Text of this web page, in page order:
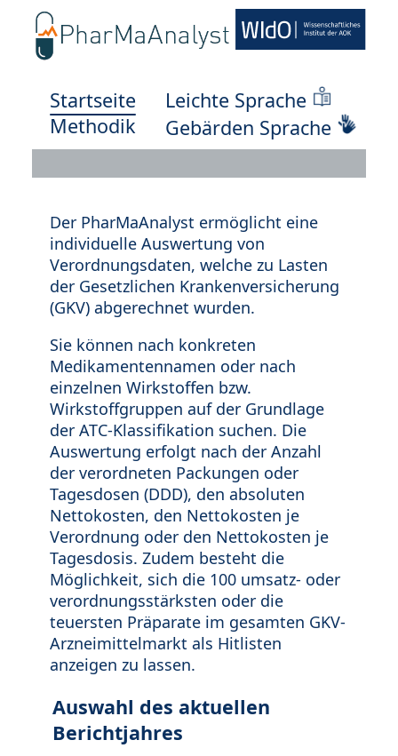
Startseite
Methodik
Leichte Sprache
Gebärden Sprache
Der PharMaAnalyst ermöglicht eine
individuelle Auswertung von
Verordnungsdaten, welche zu Lasten
der Gesetzlichen Krankenversicherung
(GKV) abgerechnet wurden.
Sie können nach konkreten
Medikamentennamen oder nach
einzelnen Wirkstoffen bzw.
Wirkstoffgruppen auf der Grundlage
der ATC-Klassifikation suchen. Die
Auswertung erfolgt nach der Anzahl
der verordneten Packungen oder
Tagesdosen (DDD), den absoluten
Nettokosten, den Nettokosten je
Verordnung oder den Nettokosten je
Tagesdosis. Zudem besteht die
Möglichkeit, sich die 100 umsatz- oder
verordnungsstärksten oder die
teuersten Präparate im gesamten GKV-
Arzneimittelmarkt als Hitlisten
anzeigen zu lassen.
Auswahl des aktuellen
Berichtjahres